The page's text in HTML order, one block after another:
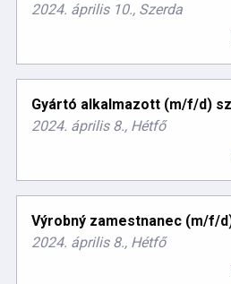
2024. április 10., Szerda
Gyártó alkalmazott (m/f/d)
2024. április 8., Hétfő
Výrobný zamestnanec (m/f/
2024. április 8., Hétfő